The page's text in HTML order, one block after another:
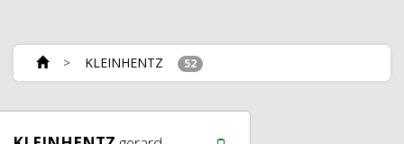
> KLEINHENTZ 52